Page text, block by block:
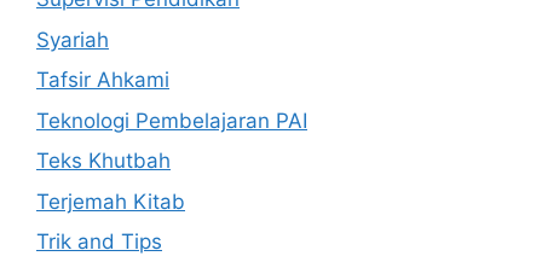
Syariah
Tafsir Ahkami
Teknologi Pembelajaran PAI
Teks Khutbah
Terjemah Kitab
Trik and Tips